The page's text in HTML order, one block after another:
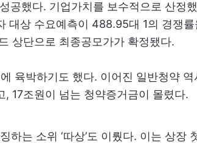
공했다. 기업가치를 보수적으로 산정
대상 수요예측이 488.95대 1의 경쟁률
상단으로 최종공모가가 확정됐다.
육박하기도 했다. 이어진 일반청약 역
, 17조원이 넘는 청약증거금이 몰렸다.
하는 소위 ‘따상’도 이뤘다. 이는 상장